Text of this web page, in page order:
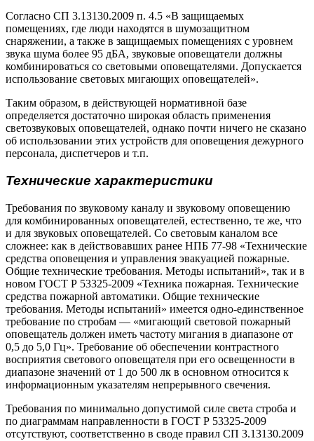
Согласно СП 3.13130.2009 п. 4.5 «В защищаемых
помещениях, где люди находятся в шумозащитном
снаряжении, а также в защищаемых помещениях с уровнем
звука шума более 95 дБА, звуковые оповещатели должны
комбинироваться со световыми оповещателями. Допускается
использование световых мигающих оповещателей».
Таким образом, в действующей нормативной базе
определяется достаточно широкая область применения
светозвуковых оповещателей, однако почти ничего не сказано
об использовании этих устройств для оповещения дежурного
персонала, диспетчеров и т.п.
Технические характеристики
Требования по звуковому каналу и звуковому оповещению
для комбинированных оповещателей, естественно, те же, что
и для звуковых оповещателей. Со световым каналом все
сложнее: как в действовавших ранее НПБ 77-98 «Технические
средства оповещения и управления эвакуацией пожарные.
Общие технические требования. Методы испытаний», так и в
новом ГОСТ Р 53325-2009 «Техника пожарная. Технические
средства пожарной автоматики. Общие технические
требования. Методы испытаний» имеется одно-единственное
требование по стробам — «мигающий световой пожарный
оповещатель должен иметь частоту мигания в диапазоне от
0,5 до 5,0 Гц». Требование об обеспечении контрастного
восприятия светового оповещателя при его освещенности в
диапазоне значений от 1 до 500 лк в основном относится к
информационным указателям непрерывного свечения.
Требования по минимально допустимой силе света строба и
по диаграммам направленности в ГОСТ Р 53325-2009
отсутствуют, соответственно в своде правил СП 3.13130.2009